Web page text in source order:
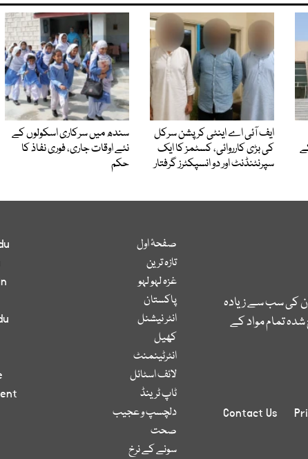
ایف آئی اے اینٹی کرپشن سرکل
کی بڑی کارروائی، کسٹمز کا ایک
سپرنٹنڈنٹ اور دو انسپکٹرز گرفتار
سندھ میں سرکاری اسکولوں کے
نئے اوقات جاری، فوری نفاذ کا
حکم
کی سب سے زیادہ
تمام مواد کے
Contact Us
صفحۂ اول
تازہ ترین
غزہ لہو لہو
پاکستان
انٹر نیشنل
کھیل
انٹرٹینمنٹ
لائف اسٹائل
ٹاپ ٹرینڈ
دلچسپ و عجیب
صحت
سونے کے نرخ